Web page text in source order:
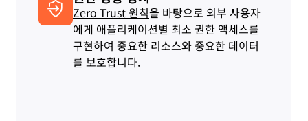
Zero Trust 원칙을 바탕으로 외부 사용자
에게 애플리케이션별 최소 권한 액세스를
구현하여 중요한 리소스와 중요한 데이터
를 보호합니다.